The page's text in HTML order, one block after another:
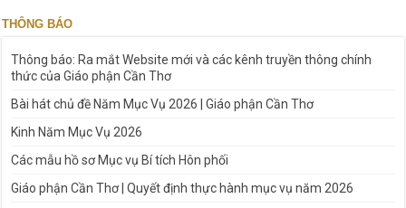
THÔNG BÁO
Thông báo: Ra mắt Website mới và các kênh truyền thông chính
thức của Giáo phận Cần Thơ
Bài hát chủ đề Năm Mục Vụ 2026 | Giáo phận Cần Thơ
Kinh Năm Mục Vụ 2026
Các mẫu hồ sơ Mục vụ Bí tích Hôn phối
Giáo phận Cần Thơ | Quyết định thực hành mục vụ năm 2026